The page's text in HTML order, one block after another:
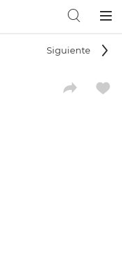
Siguiente